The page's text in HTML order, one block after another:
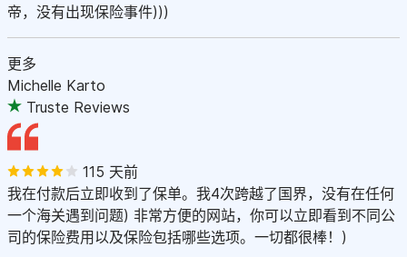
帝，没有出现保险事件)))
更多
Michelle Karto
Truste Reviews
115 天前
我在付款后立即收到了保单。我4次跨越了国界，没有在任何
一个海关遇到问题) 非常方便的网站，你可以立即看到不同公
司的保险费用以及保险包括哪些选项。一切都很棒！)